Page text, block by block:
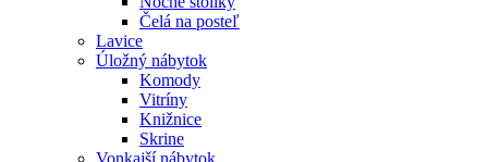
Čelá na posteľ
Lavice
Úložný nábytok
Komody
Vitríny
Knižnice
Skrine
Vonkajší nábytok